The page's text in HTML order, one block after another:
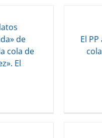
de
cola de
El
El